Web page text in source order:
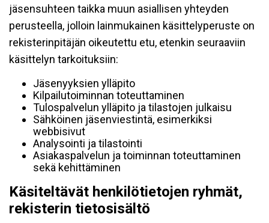
jäsensuhteen taikka muun asiallisen yhteyden
perusteella, jolloin lainmukainen käsittelyperuste on
rekisterinpitäjän oikeutettu etu, etenkin seuraaviin
käsittelyn tarkoituksiin:
Jäsenyyksien ylläpito
Kilpailutoiminnan toteuttaminen
Tulospalvelun ylläpito ja tilastojen julkaisu
Sähköinen jäsenviestintä, esimerkiksi
webbisivut
Analysointi ja tilastointi
Asiakaspalvelun ja toiminnan toteuttaminen
sekä kehittäminen
Käsiteltävät henkilötietojen ryhmät,
rekisterin tietosisältö